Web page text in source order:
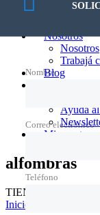
Nosotros
Nosotros
Trabajá
Blog
Ayuda
Mi cuenta
alfombras
TIENDA ONLINE
Inicio
Nombre
Correo electrónico
Teléfono